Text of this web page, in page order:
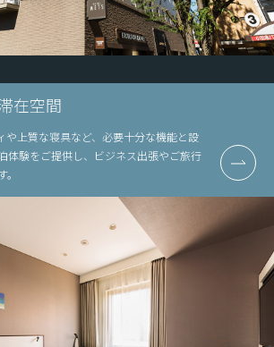
在空間
や上質な寝具など、必要十分な機能と設
体験をご提供し、ビジネス出張やご旅行